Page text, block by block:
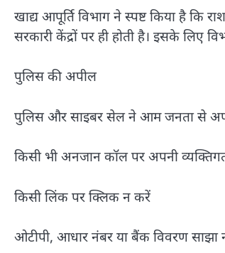
खाद्य आपूर्ति विभाग ने स्पष्ट किया है कि
सरकारी केंद्रों पर ही होती है। इसके लिए
पुलिस की अपील
पुलिस और साइबर सेल ने आम जनता से
किसी भी अनजान कॉल पर अपनी
किसी लिंक पर क्लिक न करें
ओटीपी, आधार नंबर या बैंक विवरण साझा